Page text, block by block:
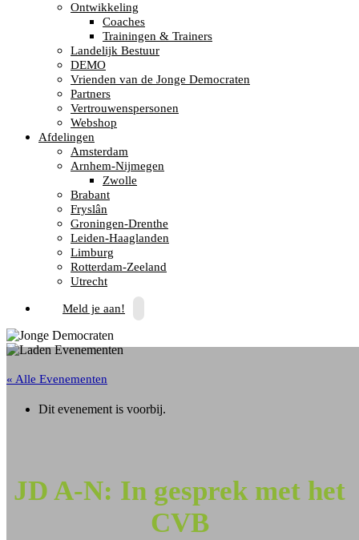
Ontwikkeling
Coaches
Trainingen & Trainers
Landelijk Bestuur
DEMO
Vrienden van de Jonge Democraten
Partners
Vertrouwenspersonen
Webshop
Afdelingen
Amsterdam
Arnhem-Nijmegen
Zwolle
Brabant
Fryslân
Groningen-Drenthe
Leiden-Haaglanden
Limburg
Rotterdam-Zeeland
Utrecht
Meld je aan!
« Alle Evenementen
Dit evenement is voorbij.
JD A-N: In gesprek met het
CVB